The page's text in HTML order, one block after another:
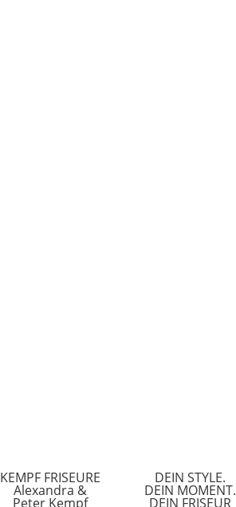
KEMPF FRISEURE
Alexandra &
Peter Kempf
DEIN STYLE.
DEIN MOMENT.
DEIN FRISEUR